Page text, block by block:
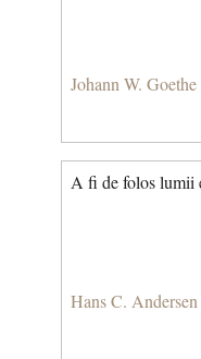
Johann W. Goethe
A fi de folos lumii
Hans C. Andersen